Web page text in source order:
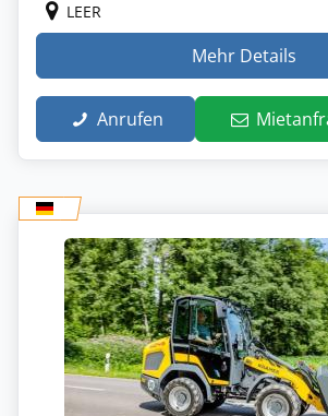
LEER
Mehr Details
Anrufen